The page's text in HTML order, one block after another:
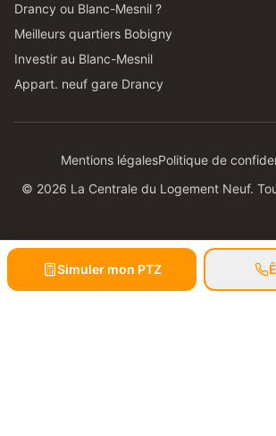
Drancy ou Blanc-Mesnil ?
Meilleurs quartiers Bobigny
Investir au Blanc-Mesnil
Appart. neuf gare Drancy
Mentions légalesPolitique de
© 2026 La Centrale du Logement Neuf.
Simuler mon PTZ